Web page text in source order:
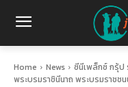
Home News
ซีนีเพล็กซ์ กรุ้ป
พระบรมราชินีนาถ พระบรมราชช